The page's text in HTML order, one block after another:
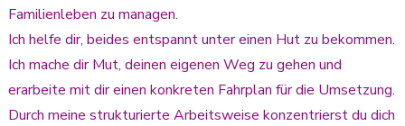
Familienleben zu managen.
Ich helfe dir, beides entspannt unter einen Hut zu bekommen.
Ich mache dir Mut, deinen eigenen Weg zu gehen und
erarbeite mit dir einen konkreten Fahrplan für die Umsetzung.
Durch meine strukturierte Arbeitsweise konzentrierst du dich